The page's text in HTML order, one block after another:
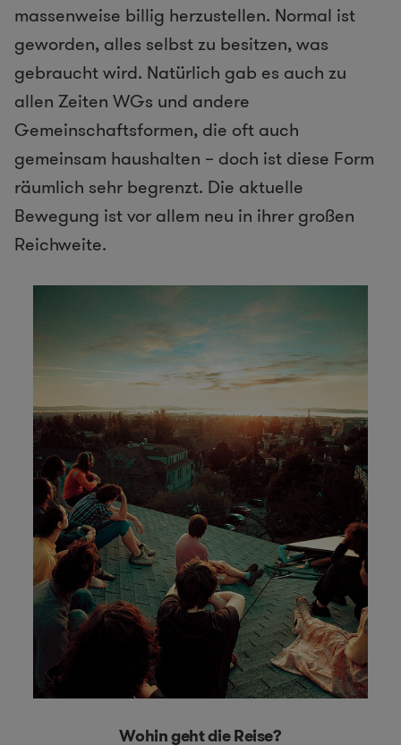
massenweise billig herzustellen. Normal ist
geworden, alles selbst zu besitzen, was
gebraucht wird. Natürlich gab es auch zu
allen Zeiten WGs und andere
Gemeinschaftsformen, die oft auch
gemeinsam haushalten – doch ist diese Form
räumlich sehr begrenzt. Die aktuelle
Bewegung ist vor allem neu in ihrer großen
Reichweite.
Wohin geht die Reise?